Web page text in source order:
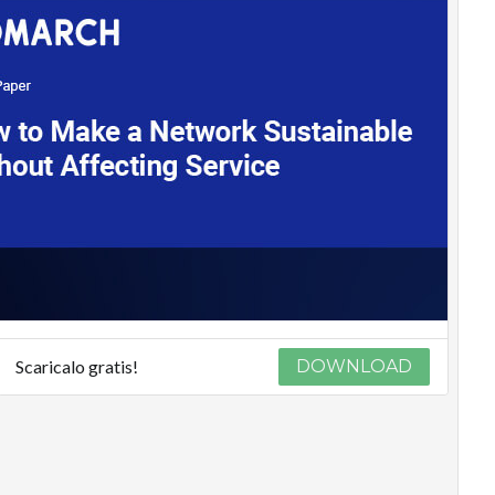
Scaricalo gratis! DOWNLOAD